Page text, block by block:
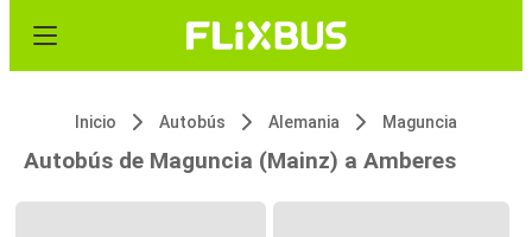
Inicio Autobús Alemania Maguncia
Autobús de Maguncia (Mainz) a Amberes